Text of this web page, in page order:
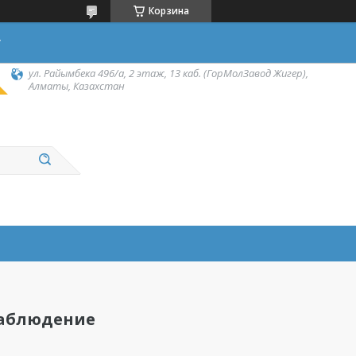
Корзина
ул. Райымбека 496/а, 2 этаж, 13 каб. (ГорМолЗавод Жигер),
Алматы, Казахстан